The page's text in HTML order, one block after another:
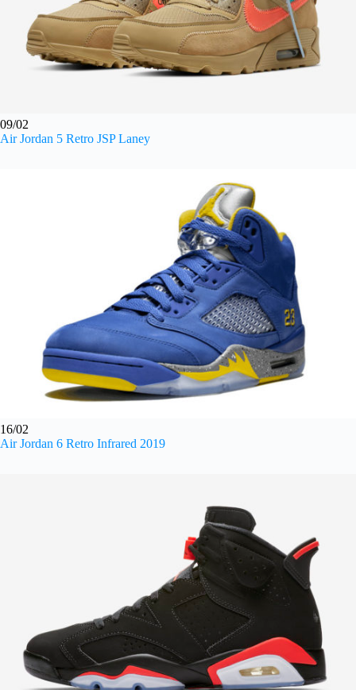
09/02
Air Jordan 5 Retro JSP Laney
16/02
Air Jordan 6 Retro Infrared 2019